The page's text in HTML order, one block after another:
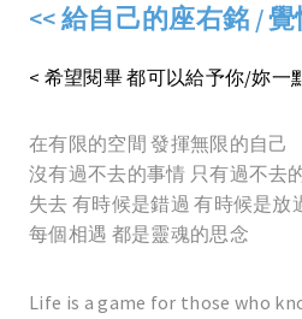
<< 給自己的座右銘 / 覺
< 希望閱畢 都可以給予你/妳一
在有限的空間 發揮無限的自己
沒有過不去的事情 只有過不去
失去 有時候是錯過 有時候是放
每個相遇 都是靈魂的思念
Life is a game for those who